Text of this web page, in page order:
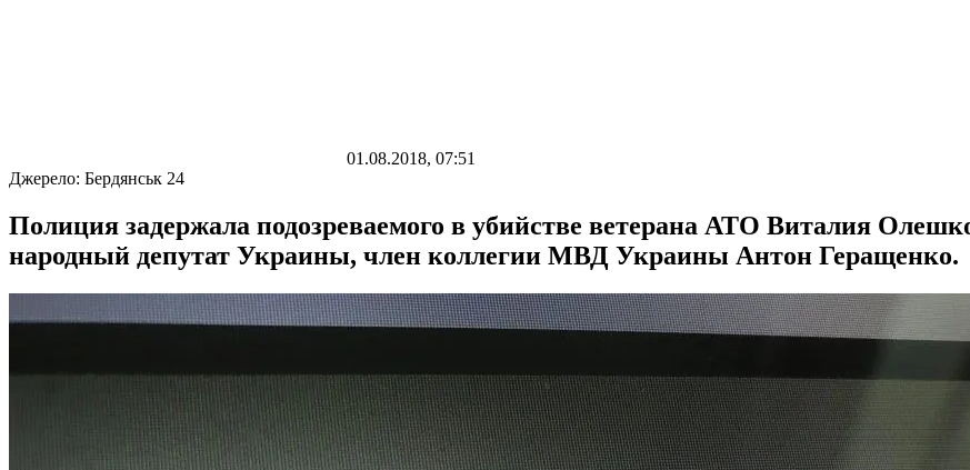
01.08.2018, 07:51
Джерело: Бердянськ 24
Полиция задержала подозреваемого в убийстве ветерана АТО Виталия
народный депутат Украины, член коллегии МВД Украины Антон Геращенко.